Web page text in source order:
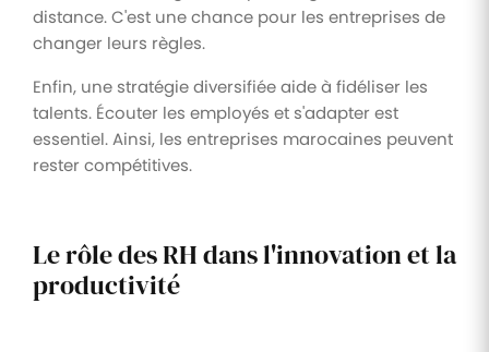
distance. C'est une chance pour les entreprises de
changer leurs règles.
Enfin, une stratégie diversifiée aide à fidéliser les
talents. Écouter les employés et s'adapter est
essentiel. Ainsi, les entreprises marocaines peuvent
rester compétitives.
Le rôle des RH dans l'innovation et la
productivité